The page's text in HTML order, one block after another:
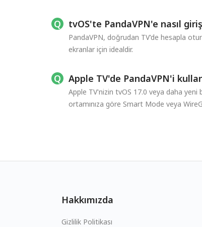
tvOS'te PandaVPN'e nasıl
PandaVPN, doğrudan TV'de hesapla
ekranlar için idealdir.
Apple TV'de PandaVPN'i
Apple TV'nizin tvOS 17.0 veya daha yeni
ortamınıza göre Smart Mode veya
Hakkımızda
Gizlilik Politikası